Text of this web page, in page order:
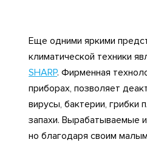
Еще одними яркими
климатической техники
SHARP. Фирменная
приборах, позволяет
вирусы, бактерии, грибки
запахи. Вырабатываемые
но благодаря своим